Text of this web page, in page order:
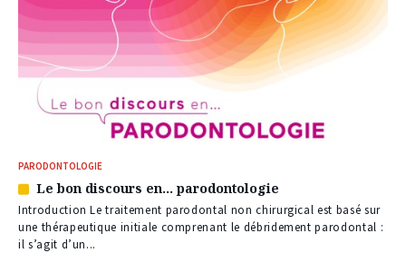
PARODONTOLOGIE
Article
réservé
à
nos
Le bon discours en… parodontologie
Introduction Le traitement parodontal non chirurgical est basé sur
une thérapeutique initiale comprenant le débridement parodontal :
il s’agit d’un...